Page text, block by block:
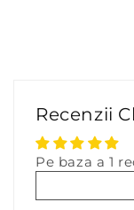
Recenzii
Pe baza a 1